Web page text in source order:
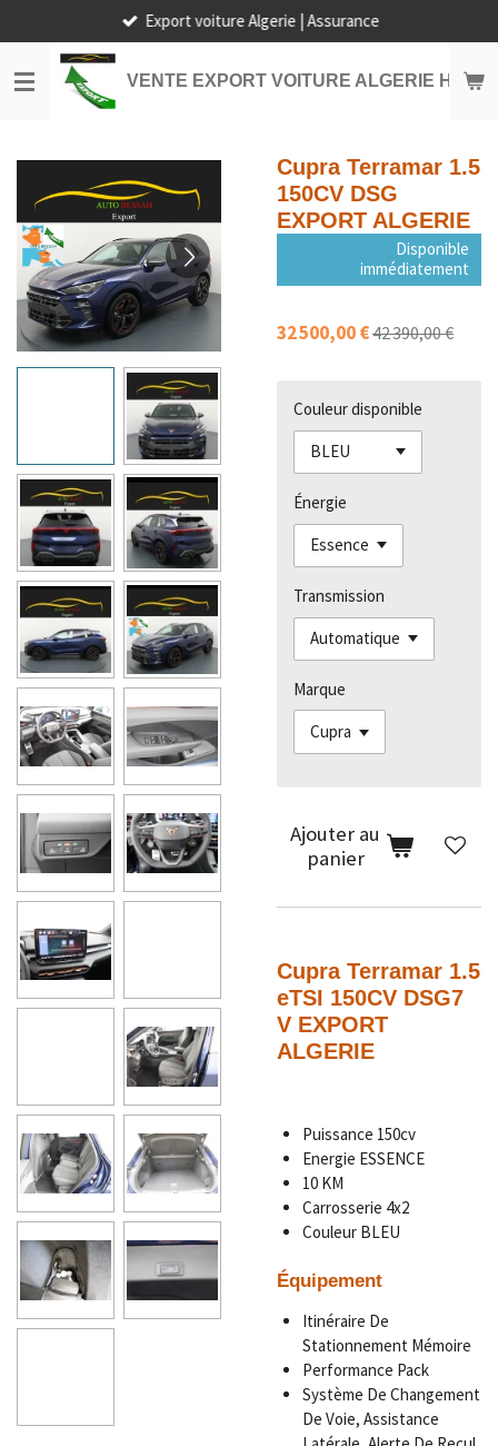
au
contenu
principal
VENTE EXPORT VOITURE ALGERIE HORS
Export voiture Algerie | Assurance
Cupra Terramar 1.5
150CV DSG
EXPORT ALGERIE
Disponible
immédiatement
32 500,00 €42 390,00 €
Couleur disponible
Énergie
Transmission
Marque
Ajouter au
panier
Cupra Terramar 1.5
eTSI 150CV DSG7
V EXPORT
ALGERIE
Puissance 150cv
Energie ESSENCE
10 KM
Carrosserie 4x2
Couleur BLEU
Équipement
Itinéraire De
Stationnement Mémoire
Performance Pack
Système De Changement
De Voie, Assistance